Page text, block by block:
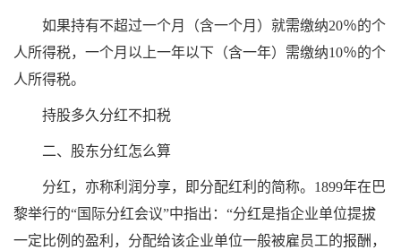
如果持有不超过一个月（含一个月）就需缴纳20％的个
人所得税，一个月以上一年以下（含一年）需缴纳10％的个
人所得税。
持股多久分红不扣税
二、股东分红怎么算
分红，亦称利润分享，即分配红利的简称。1899年在巴
黎举行的“国际分红会议”中指出：“分红是指企业单位提拔
一定比例的盈利，分配给该企业单位一般被雇员工的报酬，